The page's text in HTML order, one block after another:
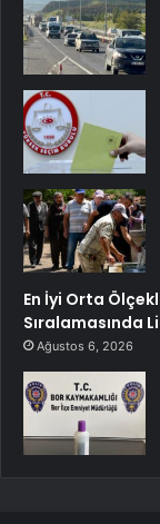
En İyi Orta
Sıralamasında
Ağustos 6, 2026